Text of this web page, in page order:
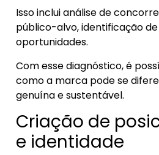
Isso inclui análise de
público-alvo, identificação
oportunidades.
Com esse diagnóstico, é
como a marca pode se
genuína e sustentável.
Criação de
e identidade